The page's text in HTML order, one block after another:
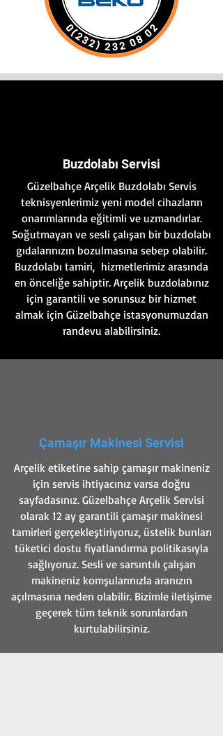
Buzdolabı Servisi
Güzelbahçe Arçelik Buzdolabı Servis
teknisyenlerimiz yeni model cihazların
onarımlarında eğitimli ve uzmandırlar.
Soğutmayan ve sesli çalışan bir buzdolabı
gıdalarınızın bozulmasına sebep olabilir.
Buzdolabı tamiri, hizmetlerimiz arasında
en önceliğe sahiptir. Arçelik buzdolabınız
için garantili ve sorunsuz bir hizmet
almak için Güzelbahçe istasyonumuzdan
randevu alabilirsiniz.
Çamaşır Makinesi Servisi
Arçelik etiketine sahip çamaşır makineniz
için servis ihtiyacınız varsa doğru
sayfadasınız. Güzelbahçe Arçelik Servisi
olarak 12 ay garantili çamaşır makinesi
tamirleri gerçekleştiriyoruz, üstelik bunları
tüketici dostu fiyatlandırma politikasıyla
sağlıyoruz. Sesli ve sarsıntılı çalışan
makineniz komşularınızla aranızın
açılmasına neden olabilir. Bizimle iletişime
geçerek tüm teknik sorunlardan
kurtulabilirsiniz.